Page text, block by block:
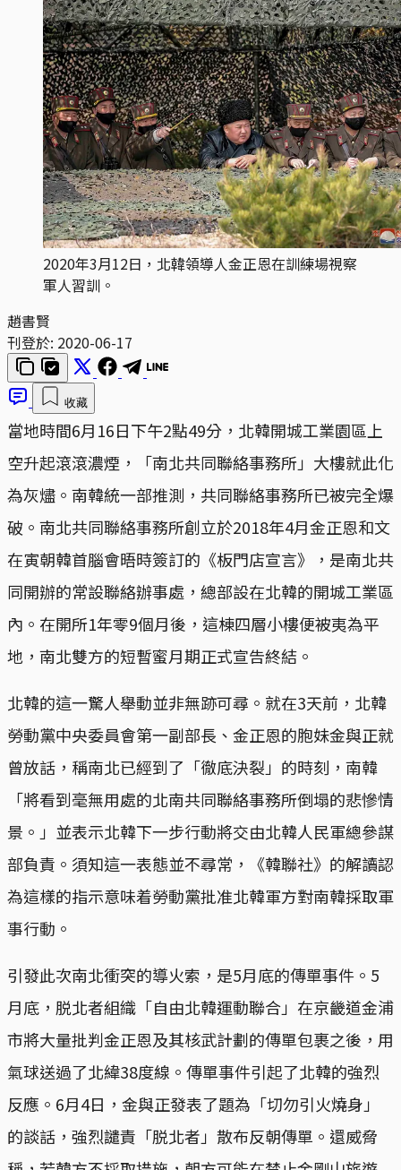
2020年3月12日，北韓領導人金正恩在訓練場視察
軍人習訓。
趙書賢
刊登於: 2020-06-17
收藏
當地時間6月16日下午2點49分，北韓開城工業園區上
空升起滾滾濃煙，「南北共同聯絡事務所」大樓就此化
為灰燼。南韓統一部推測，共同聯絡事務所已被完全爆
破。南北共同聯絡事務所創立於2018年4月金正恩和文
在寅朝韓首腦會晤時簽訂的《板門店宣言》，是南北共
同開辦的常設聯絡辦事處，總部設在北韓的開城工業區
內。在開所1年零9個月後，這棟四層小樓便被夷為平
地，南北雙方的短暫蜜月期正式宣告終結。
北韓的這一驚人舉動並非無跡可尋。就在3天前，北韓
勞動黨中央委員會第一副部長、金正恩的胞妹金與正就
曾放話，稱南北已經到了「徹底決裂」的時刻，南韓
「將看到毫無用處的北南共同聯絡事務所倒塌的悲慘情
景。」並表示北韓下一步行動將交由北韓人民軍總參謀
部負責。須知這一表態並不尋常，《韓聯社》的解讀認
為這樣的指示意味着勞動黨批准北韓軍方對南韓採取軍
事行動。
引發此次南北衝突的導火索，是5月底的傳單事件。5
月底，脱北者組織「自由北韓運動聯合」在京畿道金浦
市將大量批判金正恩及其核武計劃的傳單包裹之後，用
氣球送過了北緯38度線。傳單事件引起了北韓的強烈
反應。6月4日，金與正發表了題為「切勿引火燒身」
的談話，強烈譴責「脱北者」散布反朝傳單。還威脅